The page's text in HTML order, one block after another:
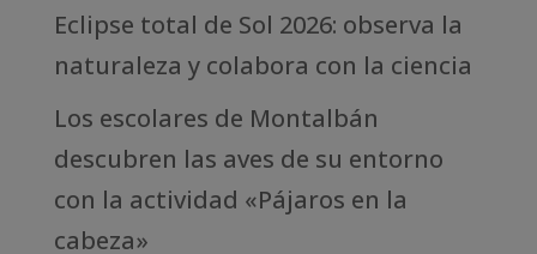
Eclipse total de Sol 2026: observa la
naturaleza y colabora con la ciencia
Los escolares de Montalbán
descubren las aves de su entorno
con la actividad «Pájaros en la
cabeza»